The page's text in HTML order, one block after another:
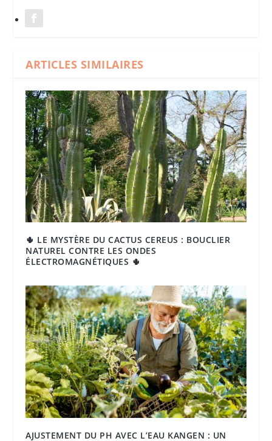
ARTICLES SIMILAIRES
🌵 LE MYSTÈRE DU CACTUS CEREUS : BOUCLIER
NATUREL CONTRE LES ONDES
ÉLECTROMAGNÉTIQUES 🌵
AJUSTEMENT DU PH AVEC L’EAU KANGEN : UN